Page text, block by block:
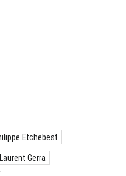
Etchebest
Laurent Gerra